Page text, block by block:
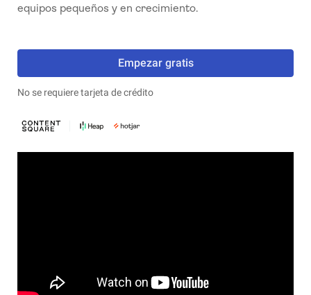
equipos pequeños y en crecimiento.
Empezar gratis
No se requiere tarjeta de crédito